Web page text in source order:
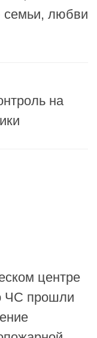
любви
на
центре
ЧС прошли